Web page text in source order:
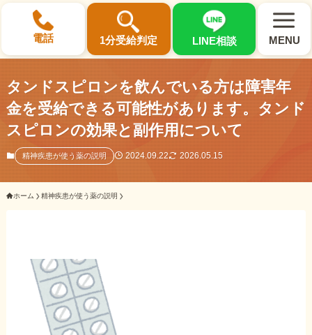
電話 1分受給判定 LINE相談 MENU
×
選ばれる3つの理由
初回相談料0円・受給後報酬型
サポート料金について
ご相談事例をみる
外出困難でもOK
非対面で申請できる
タンドスピロンを飲んでいる方は障害年
金を受給できる可能性があります。タンド
スピロンの効果と副作用について
精神疾患が使う薬の説明 2024.09.22 2026.05.15
ホーム 精神疾患が使う薬の説明